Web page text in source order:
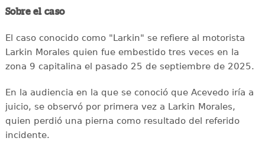
Sobre el caso
El caso conocido como "Larkin" se refiere al motorista
Larkin Morales quien fue embestido tres veces en la
zona 9 capitalina el pasado 25 de septiembre de 2025.
En la audiencia en la que se conoció que Acevedo iría a
juicio, se observó por primera vez a Larkin Morales,
quien perdió una pierna como resultado del referido
incidente.